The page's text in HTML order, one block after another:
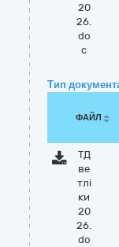
20
26.
do
c
Тип
ФАЙЛ
ТД
ве
тлі
ки
20
26.
do